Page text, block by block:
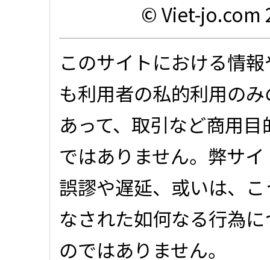
© Viet-jo.com
このサイトにおける情
も利用者の私的利用の
あって、取引など商用
ではありません。弊サ
誤謬や遅延、或いは、
なされた如何なる行為
のではありません。